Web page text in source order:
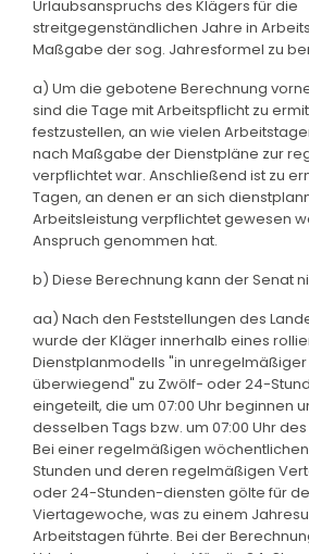
Urlaubsanspruchs des Klägers für die
streitgegenständlichen Jahre in
Maßgabe der sog. Jahresformel zu
a) Um die gebotene Berechnung
sind die Tage mit Arbeitspflicht zu
festzustellen, an wie vielen
nach Maßgabe der Dienstpläne zur
verpflichtet war. Anschließend ist zu
Tagen, an denen er an sich
Arbeitsleistung verpflichtet gewesen
Anspruch genommen hat.
b) Diese Berechnung kann der Senat
aa) Nach den Feststellungen des
wurde der Kläger innerhalb eines
Dienstplanmodells "in
überwiegend" zu Zwölf- oder 24-
eingeteilt, die um 07:00 Uhr beginnen
desselben Tags bzw. um 07:00 Uhr
Bei einer regelmäßigen
Stunden und deren regelmäßigen
oder 24-Stunden-diensten gölte für
Viertagewoche, was zu einem
Arbeitstagen führte. Bei der